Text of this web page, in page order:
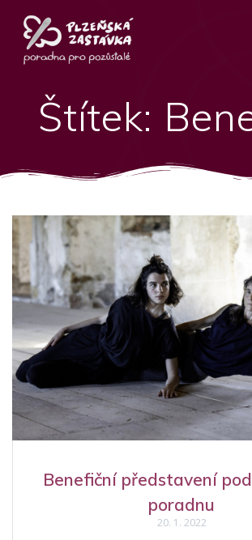
Štítek:
Benefiční představení
poradnu
20. 1. 2022